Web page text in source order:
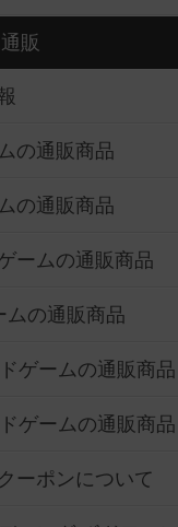
販
の通販商品
の通販商品
ームの通販商品
ムの通販商品
ゲームの通販商品
ゲームの通販商品
ーポンについて